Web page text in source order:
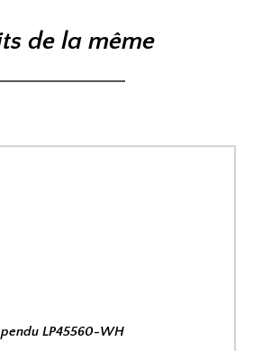
de la même
LP45560-WH